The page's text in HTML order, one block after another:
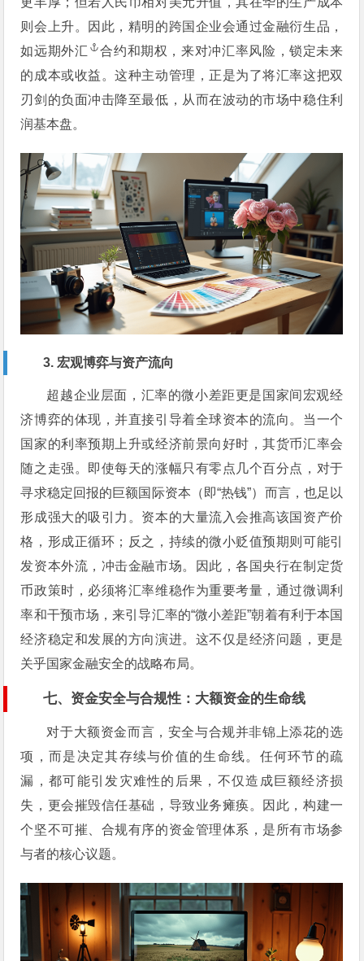
则会上升。因此，精明的跨国企业会通过金融衍生品，
如远期外汇
合约和期权，来对冲汇率风险，锁定未来
的成本或收益。这种主动管理，正是为了将汇率这把双
刃剑的负面冲击降至最低，从而在波动的市场中稳住利
润基本盘。
3. 宏观博弈与资产流向
超越企业层面，汇率的微小差距更是国家间宏观经
济博弈的体现，并直接引导着全球资本的流向。当一个
国家的利率预期上升或经济前景向好时，其货币汇率会
随之走强。即使每天的涨幅只有零点几个百分点，对于
寻求稳定回报的巨额国际资本（即“热钱”）而言，也足以
形成强大的吸引力。资本的大量流入会推高该国资产价
格，形成正循环；反之，持续的微小贬值预期则可能引
发资本外流，冲击金融市场。因此，各国央行在制定货
币政策时，必须将汇率维稳作为重要考量，通过微调利
率和干预市场，来引导汇率的“微小差距”朝着有利于本国
经济稳定和发展的方向演进。这不仅是经济问题，更是
关乎国家金融安全的战略布局。
七、资金安全与合规性：大额资金的生命线
对于大额资金而言，安全与合规并非锦上添花的选
项，而是决定其存续与价值的生命线。任何环节的疏
漏，都可能引发灾难性的后果，不仅造成巨额经济损
失，更会摧毁信任基础，导致业务瘫痪。因此，构建一
个坚不可摧、合规有序的资金管理体系，是所有市场参
与者的核心议题。